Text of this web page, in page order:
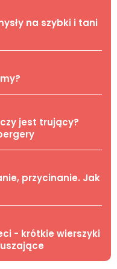
na szybki i tani
jest trujący?
przycinanie. Jak
- krótkie wierszyki